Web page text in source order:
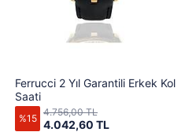
Ferrucci 2 Yıl Garantili Erkek Kol
Saati
%15 4.042,60 TL
4.756,00 TL